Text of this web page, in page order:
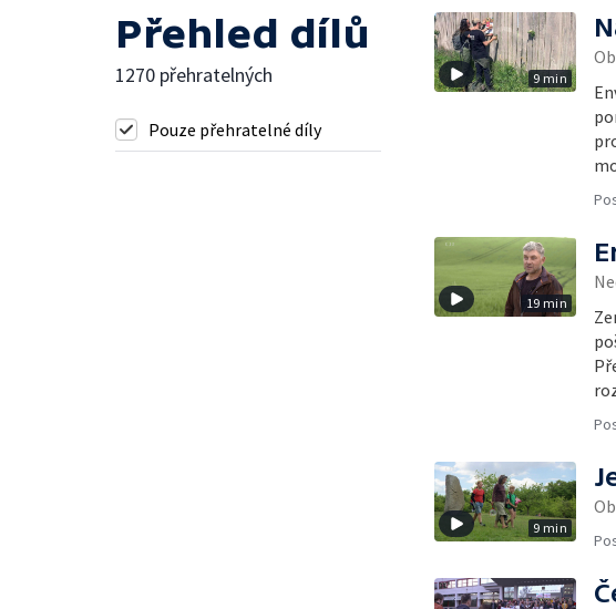
Přehled dílů
1270 přehratelných
Pouze přehratelné díly
9 min
19 min
9 min